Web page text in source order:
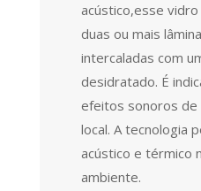
acústico,esse
duas ou mais
intercaladas com
desidratado. É
efeitos sonoros
local. A tecnologia
acústico e térmico
ambiente.